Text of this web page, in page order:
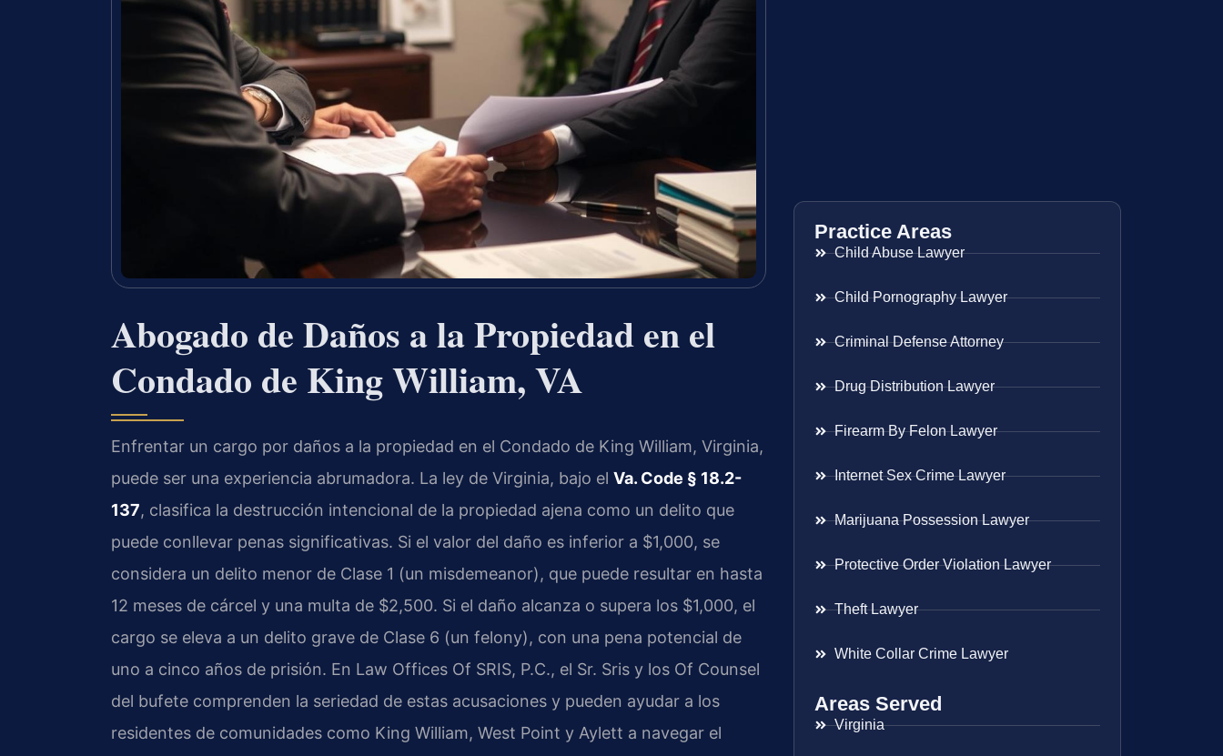
Abogado de Daños a la Propiedad en el
Condado de King William, VA
Enfrentar un cargo por daños a la propiedad en el Condado de King William, Virginia,
puede ser una experiencia abrumadora. La ley de Virginia, bajo el Va. Code § 18.2-
137, clasifica la destrucción intencional de la propiedad ajena como un delito que
puede conllevar penas significativas. Si el valor del daño es inferior a $1,000, se
considera un delito menor de Clase 1 (un misdemeanor), que puede resultar en hasta
12 meses de cárcel y una multa de $2,500. Si el daño alcanza o supera los $1,000, el
cargo se eleva a un delito grave de Clase 6 (un felony), con una pena potencial de
uno a cinco años de prisión. En Law Offices Of SRIS, P.C., el Sr. Sris y los Of Counsel
del bufete comprenden la seriedad de estas acusaciones y pueden ayudar a los
residentes de comunidades como King William, West Point y Aylett a navegar el
Practice Areas
Child Abuse Lawyer
Child Pornography Lawyer
Criminal Defense Attorney
Drug Distribution Lawyer
Firearm By Felon Lawyer
Internet Sex Crime Lawyer
Marijuana Possession Lawyer
Protective Order Violation Lawyer
Theft Lawyer
White Collar Crime Lawyer
Areas Served
Virginia